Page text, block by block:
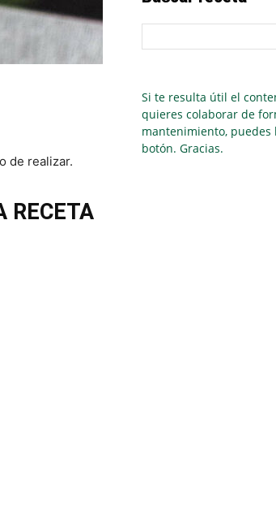
de realizar.
RECETA
Si te resulta útil el
quieres colaborar de
mantenimiento,
botón. Gracias.